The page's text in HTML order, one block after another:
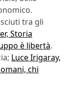
tra gli
Storia
è libertà.
Luce Irigaray,
chi